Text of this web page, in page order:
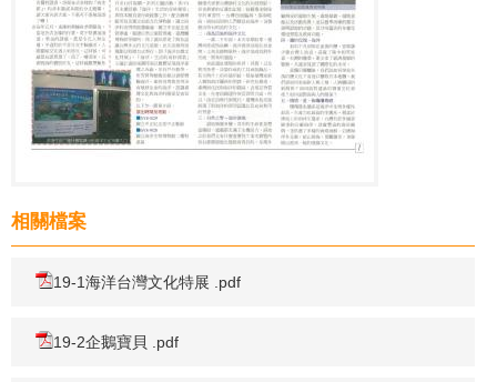
相關檔案
19-1海洋台灣文化特展 .pdf
19-2企鵝寶貝 .pdf